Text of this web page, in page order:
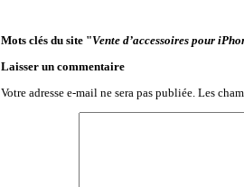
Mots clés du site "Vente d’accessoires pour
Laisser un commentaire
Votre adresse e-mail ne sera pas publiée. Les